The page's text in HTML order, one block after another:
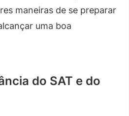
maneiras de se preparar
uma boa
do SAT e do